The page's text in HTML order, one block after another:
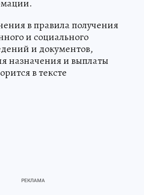
в правила получения
и социального
и документов,
назначения и выплаты
в тексте